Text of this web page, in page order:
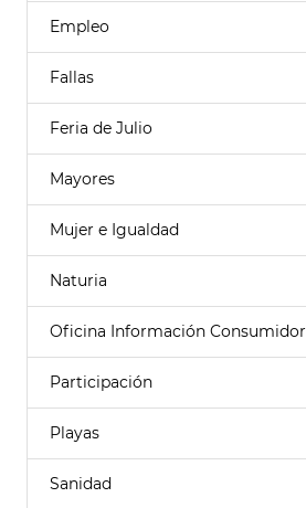
Empleo
Fallas
Feria de Julio
Mayores
Mujer e Igualdad
Naturia
Oficina Información Consumidor
Participación
Playas
Sanidad